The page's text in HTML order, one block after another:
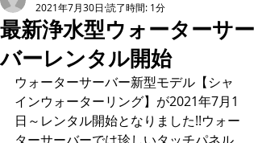
最新浄水型ウォーターサー
バーレンタル開始
2021年7月30日 読了時間: 1分
ウォーターサーバー新型モデル【シャ
インウォーターリング】が2021年7月1
日～レンタル開始となりました!!ウォー